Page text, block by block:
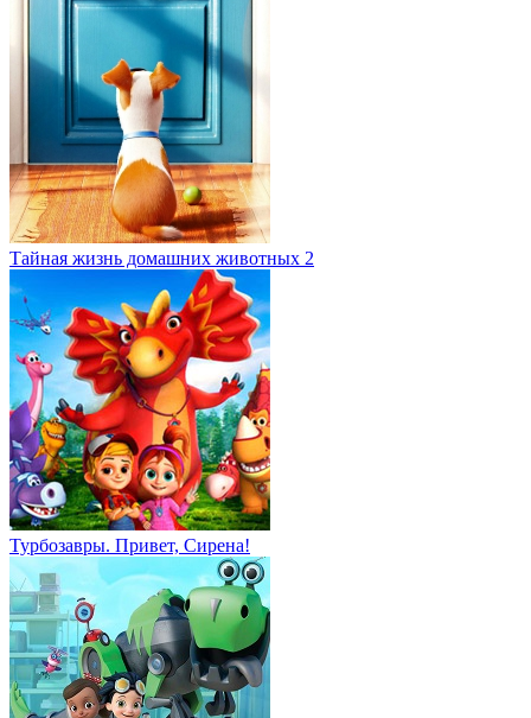
Тайная жизнь домашних животных 2
Турбозавры. Привет, Сирена!